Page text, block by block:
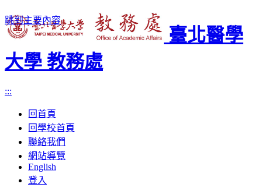
跳到主要內容
臺北醫學
大學 教務處
:::
回首頁
回學校首頁
聯絡我們
網站導覽
English
登入